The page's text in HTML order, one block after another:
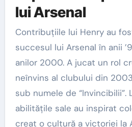
lui Arsenal
Contribuțiile lui Henry au
succesul lui Arsenal în anii
anilor 2000. A jucat un rol
neînvins al clubului din
sub numele de “Invincibilii”.
abilitățile sale au inspirat
creat o cultură a victoriei la